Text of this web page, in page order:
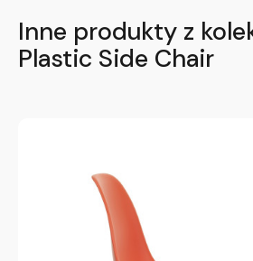
Inne produkty z
Plastic Side Chair